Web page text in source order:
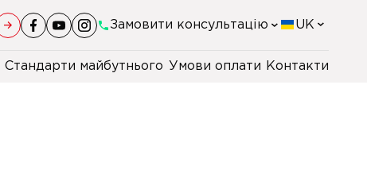
Замовити консультацію UK
Стандарти майбутнього Умови оплати Контакти